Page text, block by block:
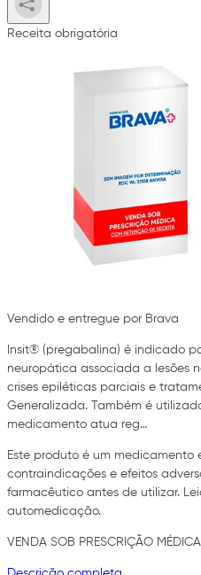
Receita obrigatória
Vendido e entregue por Brava
Insit® (pregabalina) é indicado
neuropática associada a lesões
crises epiléticas parciais e
Generalizada. Também é
medicamento atua reg…
Este produto é um medicamento
contraindicações e efeitos
farmacêutico antes de utilizar.
automedicação.
VENDA SOB PRESCRIÇÃO